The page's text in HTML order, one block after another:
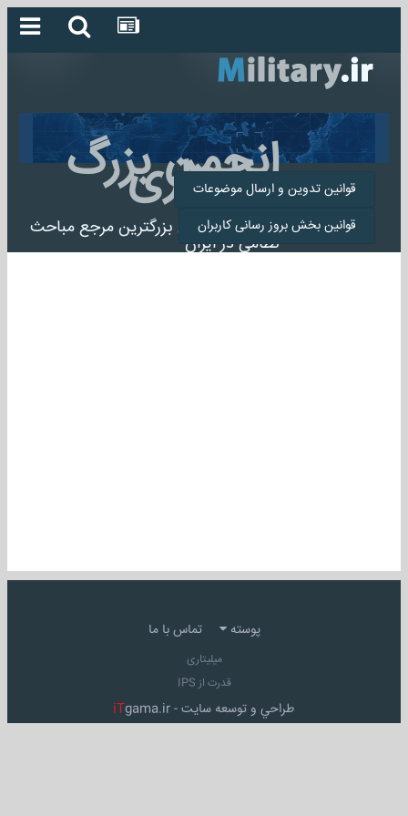
انجمن بزرگ
میلیتاری
انجمن میلیتاری بزرگترین مرجع مباحث
نظامی در ایران
قوانین تدوین و ارسال موضوعات
قوانین بخش بروز رسانی کاربران
پوسته تماس با ما
میلیتاری
قدرت از IPS
طراحي و توسعه سايت - iTgama.ir